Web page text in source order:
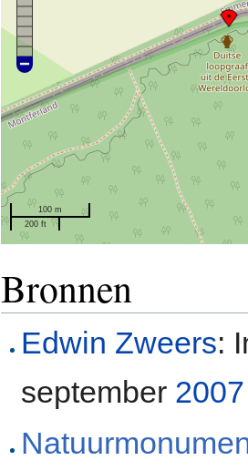
100 m
200 ft
Bronnen
Edwin Zweers:
september 2007